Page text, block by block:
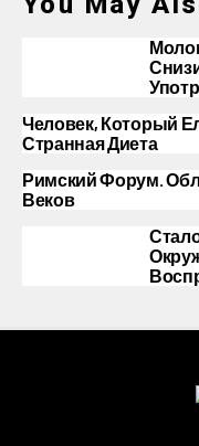
Человек, Который
Странная Диета
Римский Форум.
Веков